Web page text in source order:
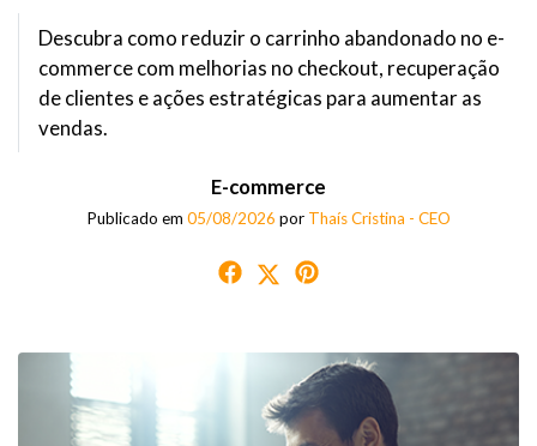
Descubra como reduzir o carrinho abandonado no e-
commerce com melhorias no checkout, recuperação
de clientes e ações estratégicas para aumentar as
vendas.
E-commerce
Publicado em 05/08/2026 por Thaís Cristina - CEO